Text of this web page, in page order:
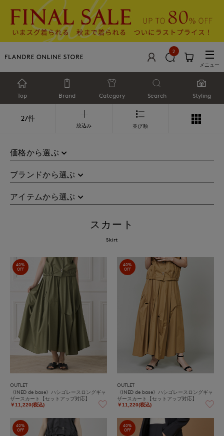
2
メニュー
Top Brand Category Search Styling
27件
絞込み 並び順
価格から選ぶ
ブランドから選ぶ
アイテムから選ぶ
スカート
Skirt
40%
OFF
OUTLET
《INED de base》ハシゴレースロングギャ
ザースカート【セットアップ対応】
￥11,220(税込)
40%
OFF
OUTLET
《INED de base》ハシゴレースロングギャ
ザースカート【セットアップ対応】
￥11,220(税込)
40%
OFF
40%
OFF